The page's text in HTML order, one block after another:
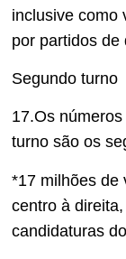
inclusive como
por partidos de
Segundo turno
17.Os
turno são os
*17 milhões de
centro à
candidaturas